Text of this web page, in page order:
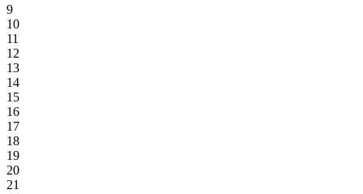
9
10
11
12
13
14
15
16
17
18
19
20
21